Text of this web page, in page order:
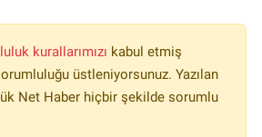
kurallarımızı kabul etmiş
üstleniyorsunuz. Yazılan
Net Haber hiçbir şekilde sorumlu